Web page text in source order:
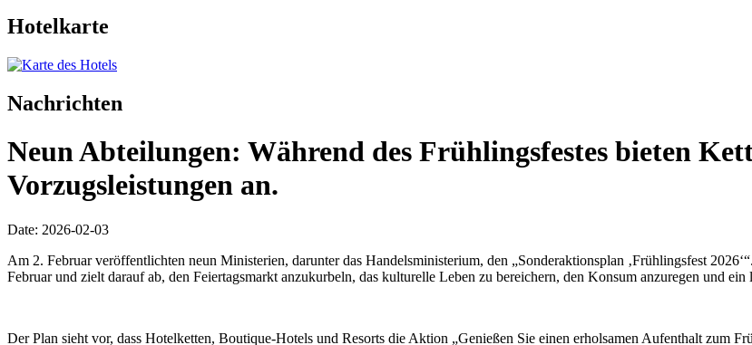
Hotelkarte
Nachrichten
Neun Abteilungen: Während des Frühlingsfestes bieten
Vorzugsleistungen an.
Date: 2026-02-03
Am 2. Februar veröffentlichten neun Ministerien, darunter das Handelsministerium, den „Sonderaktionsplan ‚Frühlingsfest
Februar und zielt darauf ab, den Feiertagsmarkt anzukurbeln, das kulturelle Leben zu bereichern, den Konsum anzuregen und
Der Plan sieht vor, dass Hotelketten, Boutique-Hotels und Resorts die Aktion „Genießen Sie einen erholsamen Aufenthalt zum